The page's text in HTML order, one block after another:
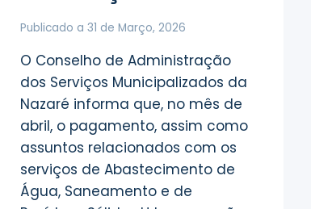
Publicado a 31 de Março, 2026
O Conselho de Administração
dos Serviços Municipalizados da
Nazaré informa que, no mês de
abril, o pagamento, assim como
assuntos relacionados com os
serviços de Abastecimento de
Água, Saneamento e de